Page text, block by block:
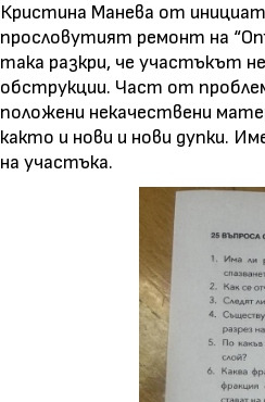
Кристина Манева от
прословутият ремонт на
така разкри, че участъкът
обструкции. Част от
положени некачествени
както и нови и нови дупки.
на участъка.